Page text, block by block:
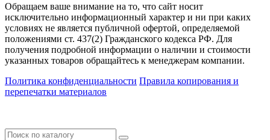
Обращаем ваше внимание на то, что сайт носит
исключительно информационный характер и ни при каких
условиях не является публичной офертой, определяемой
положениями ст. 437(2) Гражданского кодекса РФ. Для
получения подробной информации о наличии и стоимости
указанных товаров обращайтесь к менеджерам компании.
Политика конфиденциальности Правила копирования и
перепечатки материалов